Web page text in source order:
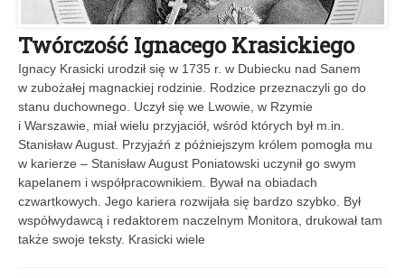
Twórczość Ignacego Krasickiego
Ignacy Krasicki urodził się w 1735 r. w Dubiecku nad Sanem
w zubożałej magnackiej rodzinie. Rodzice przeznaczyli go do
stanu duchownego. Uczył się we Lwowie, w Rzymie
i Warszawie, miał wielu przyjaciół, wśród których był m.in.
Stanisław August. Przyjaźń z późniejszym królem pomogła mu
w karierze – Stanisław August Poniatowski uczynił go swym
kapelanem i współpracownikiem. Bywał na obiadach
czwartkowych. Jego kariera rozwijała się bardzo szybko. Był
współwydawcą i redaktorem naczelnym Monitora, drukował tam
także swoje teksty. Krasicki wiele